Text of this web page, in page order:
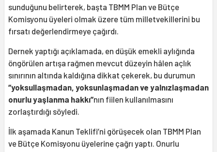
sunduğunu belirterek, başta TBMM Plan ve Bütçe
Komisyonu üyeleri olmak üzere tüm milletvekillerini bu
fırsatı değerlendirmeye çağırdı.
Dernek yaptığı açıklamada, en düşük emekli aylığında
öngörülen artışa rağmen mevcut düzeyin hâlen açlık
sınırının altında kaldığına dikkat çekerek, bu durumun
“yoksullaşmadan, yoksunlaşmadan ve yalnızlaşmadan
onurlu yaşlanma hakkı”nın fiilen kullanılmasını
zorlaştırdığı söyledi.
İlk aşamada Kanun Teklifi’ni görüşecek olan TBMM Plan
ve Bütçe Komisyonu üyelerine çağrı yaptı. Onurlu